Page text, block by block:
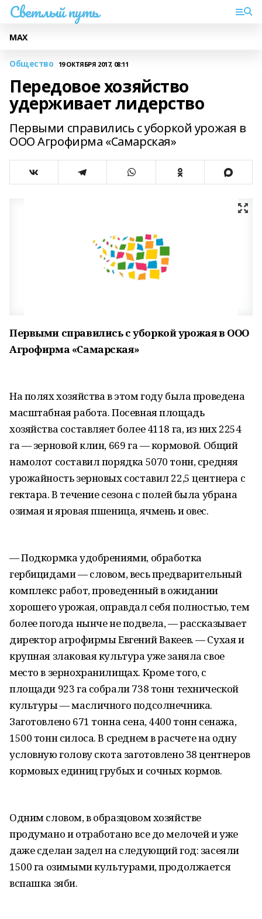
Светлый путь
МАХ
Общество 19 ОКТЯБРЯ 2017, 08:11
Передовое хозяйство
удерживает лидерство
Первыми справились с уборкой урожая в
ООО Агрофирма «Самарская»
Первыми справились с уборкой урожая в ООО
Агрофирма «Самарская»
На полях хозяйства в этом году была проведена
масштабная работа. Посевная площадь
хозяйства составляет более 4118 га, из них 2254
га — зерновой клин, 669 га — кормовой. Общий
намолот составил порядка 5070 тонн, средняя
урожайность зерновых составил 22,5 центнера с
гектара. В течение сезона с полей была убрана
озимая и яровая пшеница, ячмень и овес.
— Подкормка удобрениями, обработка
гербицидами — словом, весь предварительный
комплекс работ, проведенный в ожидании
хорошего урожая, оправдал себя полностью, тем
более погода нынче не подвела, — рассказывает
директор агрофирмы Евгений Вакеев. — Сухая и
крупная злаковая культура уже заняла свое
место в зернохранилищах. Кроме того, с
площади 923 га собрали 738 тонн технической
культуры — масличного подсолнечника.
Заготовлено 671 тонна сена, 4400 тонн сенажа,
1500 тонн силоса. В среднем в расчете на одну
условную голову скота заготовлено 38 центнеров
кормовых единиц грубых и сочных кормов.
Одним словом, в образцовом хозяйстве
продумано и отработано все до мелочей и уже
даже сделан задел на следующий год: засеяли
1500 га озимыми культурами, продолжается
вспашка зяби.